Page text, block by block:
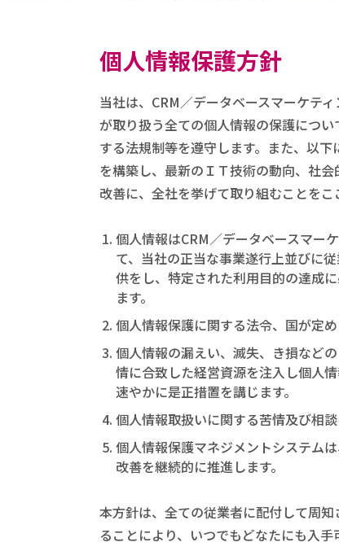
個人情報保護方針
当社は、CRM／データベースマーケテ
が取り扱う全ての個人情報の保護につ
する法規制等を遵守します。また、以
を構築し、最新のＩＴ技術の動向、社
改善に、全社を挙げて取り組むことをこ
個人情報はCRM／データベースマー
て、当社の正当な事業遂行上並びに
供をし、特定された利用目的の達成
ます。
個人情報保護に関する法令、国が定
個人情報の漏えい、滅失、き損など
情に合致した経営資源を注入し個人
速やかに是正措置を講じます。
個人情報取扱いに関する苦情及び相
個人情報保護マネジメントシステム
改善を継続的に推進します。
本方針は、全ての従業者に配付して周
ることにより、いつでもどなたにも入手